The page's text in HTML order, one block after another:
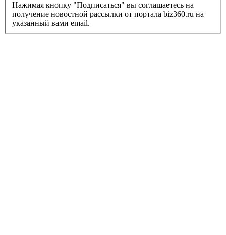
Нажимая кнопку "Подписаться" вы соглашаетесь на
получение новостной рассылки от портала biz360.ru на
указанный вами email.